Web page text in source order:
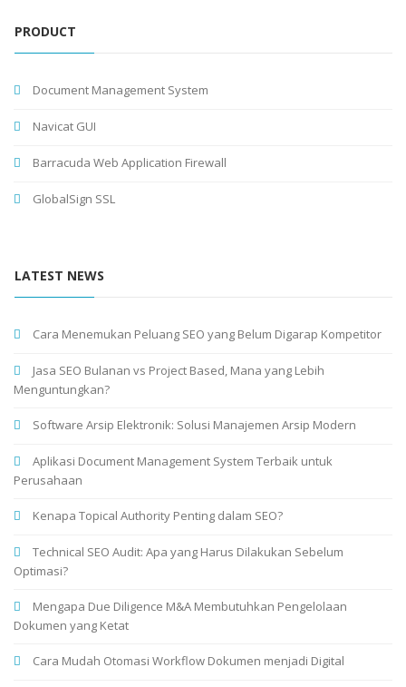
PRODUCT
Document Management System
Navicat GUI
Barracuda Web Application Firewall
GlobalSign SSL
LATEST NEWS
Cara Menemukan Peluang SEO yang Belum Digarap Kompetitor
Jasa SEO Bulanan vs Project Based, Mana yang Lebih
Menguntungkan?
Software Arsip Elektronik: Solusi Manajemen Arsip Modern
Aplikasi Document Management System Terbaik untuk
Perusahaan
Kenapa Topical Authority Penting dalam SEO?
Technical SEO Audit: Apa yang Harus Dilakukan Sebelum
Optimasi?
Mengapa Due Diligence M&A Membutuhkan Pengelolaan
Dokumen yang Ketat
Cara Mudah Otomasi Workflow Dokumen menjadi Digital